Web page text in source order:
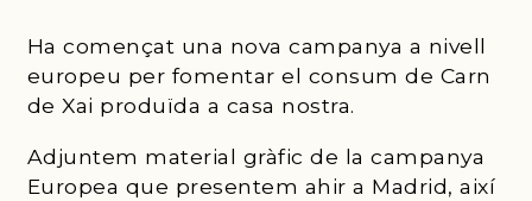
Ha començat una nova campanya a nivell
europeu per fomentar el consum de Carn
de Xai produïda a casa nostra.
Adjuntem material gràfic de la campanya
Europea que presentem ahir a Madrid, així